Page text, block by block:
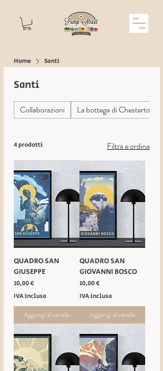
Home Santi
Santi
Collaborazioni La bottega di Chesterton
4 prodotti Filtra e ordina
QUADRO SAN
GIUSEPPE
Prezzo
10,00 €
IVA inclusa
Aggiungi al carrello
QUADRO SAN
GIOVANNI BOSCO
Prezzo
10,00 €
IVA inclusa
Aggiungi al carrello